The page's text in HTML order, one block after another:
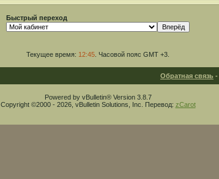
Быстрый переход
Текущее время: 12:45 . Часовой пояс GMT +3.
Обратная связь -
Powered by vBulletin® Version 3.8.7
Copyright ©2000 - 2026, vBulletin Solutions, Inc. Перевод: zCarot